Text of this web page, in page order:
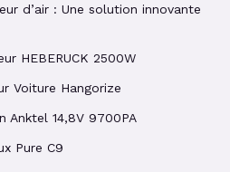
d’air : Une solution innovante
HEBERUCK 2500W
Voiture Hangorize
Anktel 14,8V 9700PA
Pure C9